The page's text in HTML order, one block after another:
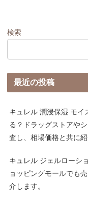
検索
最近の投稿
キュレル 潤浸保湿 モイ
る？ドラッグストアや
査し、相場価格と共に紹
キュレル ジェルローシ
ョッピングモールでも
介します。